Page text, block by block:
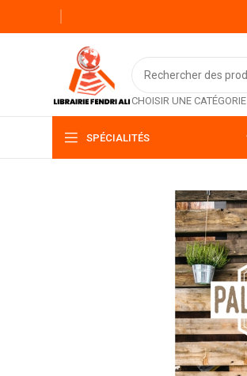
CHOISIR UNE CATÉGORIE
SPÉCIALITÉS